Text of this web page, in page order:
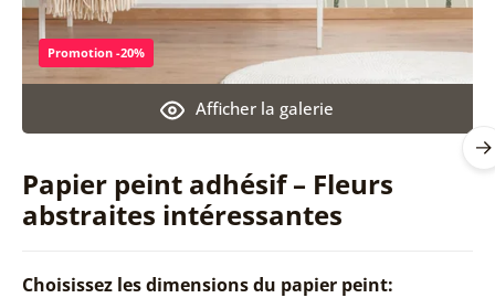
Papier peint adhésif – Fleurs
abstraites intéressantes
Afficher la galerie
Promotion -20%
Choisissez les dimensions du papier peint: